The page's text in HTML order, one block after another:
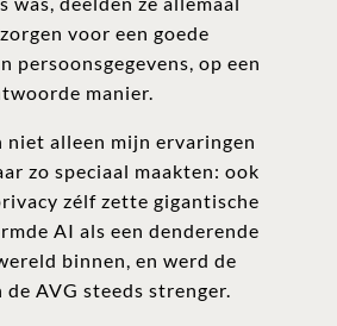
voor een goede
persoonsgegevens, op een
manier.
niet alleen mijn ervaringen
zo speciaal maakten: ook
zélf zette gigantische
AI als een denderende
binnen, en werd de
de AVG steeds strenger.